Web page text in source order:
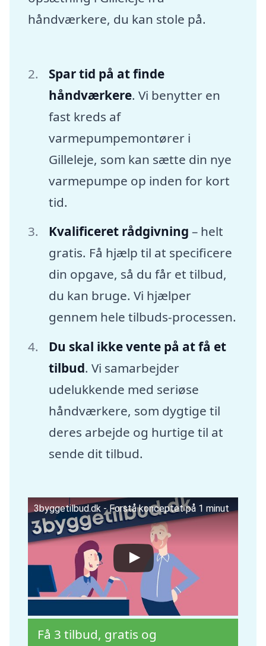
håndværkere, du kan stole på.
Spar tid på at finde
håndværkere. Vi benytter en
fast kreds af
varmepumpemontører i
Gilleleje, som kan sætte din nye
varmepumpe op inden for kort
tid.
Kvalificeret rådgivning – helt
gratis. Få hjælp til at specificere
din opgave, så du får et tilbud,
du kan bruge. Vi hjælper
gennem hele tilbuds-processen.
Du skal ikke vente på at få et
tilbud. Vi samarbejder
udelukkende med seriøse
håndværkere, som dygtige til
deres arbejde og hurtige til at
sende dit tilbud.
3byggetilbud.dk - Forstå konceptet på 1 minut
Få 3 tilbud, gratis og